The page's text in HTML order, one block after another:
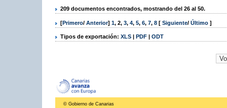
209 documentos encontrados, mostrando del 26 al 50.
[Primero/ Anterior] 1, 2, 3, 4, 5, 6, 7, 8 [ Siguiente/ Último ]
Tipos de exportación: XLS | PDF | ODT
© Gobierno de Canarias